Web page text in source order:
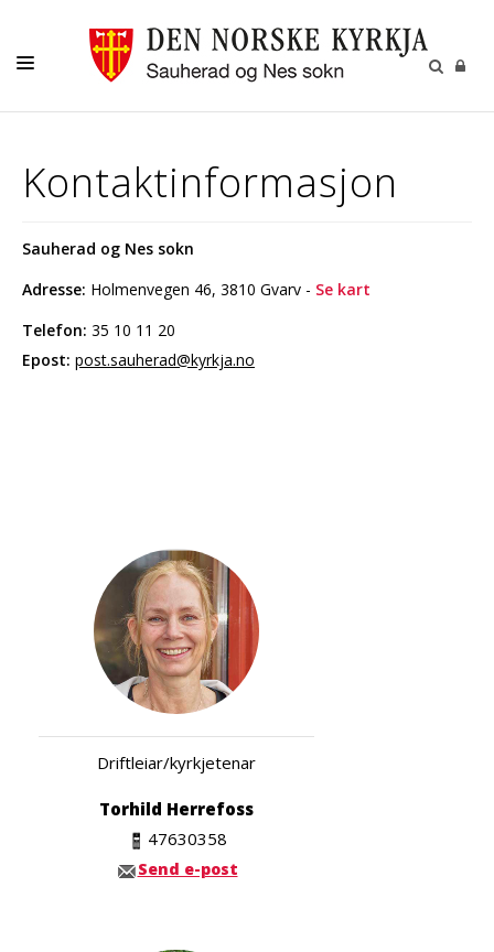
BARN OG UNGE
MISJON OG GIVERTENESTE
Kontaktinformasjon
Sauherad og Nes sokn
Adresse: Holmenvegen 46, 3810 Gvarv - Se kart
Telefon: 35 10 11 20
Epost: post.sauherad@kyrkja.no
Driftleiar/kyrkjetenar
Torhild Herrefoss
47630358
Send e-post